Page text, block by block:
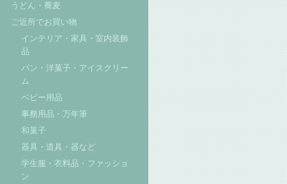
うどん・蕎麦
ご近所でお買い物
インテリア・家具・室内装飾
品
パン・洋菓子・アイスクリー
ム
ベビー用品
事務用品・万年筆
和菓子
器具・道具・器など
学生服・衣料品・ファッショ
ン